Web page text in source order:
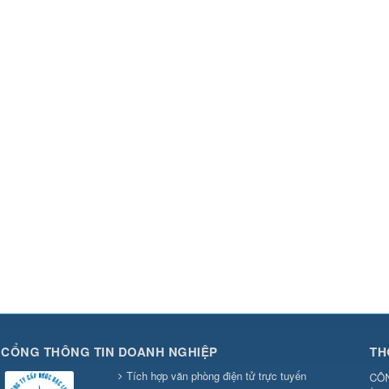
CỔNG THÔNG TIN DOANH NGHIỆP
Tích hợp văn phòng điện tử trực tuyến